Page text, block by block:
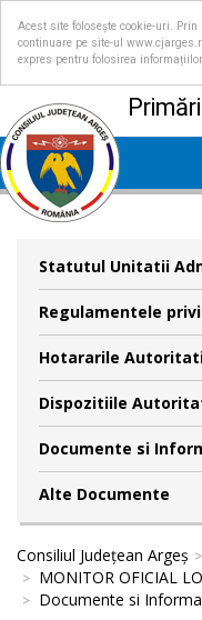
Acest site folosește cookie-uri.
continuare pe site-ul
expres pentru folosirea
Statutul Unitatii
Regulamentele
Hotararile
Dispozitiile
Documente si
Alte Documente
Consiliul Județean Argeș
MONITOR OFICIAL
Documente si